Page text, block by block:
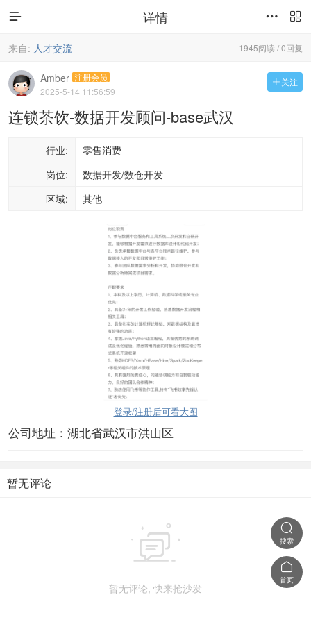
 详情 

1945阅读 / 0回复
来自: 人才交流
 关注
Amber 注册会员
2025-5-14 11:56:59
连锁茶饮-数据开发顾问-base武汉
行业:
零售消费
岗位:
数据开发/数仓开发
区域:
其他
登录/注册后可看大图
公司地址：湖北省武汉市洪山区
暂无评论

暂无评论, 快来抢沙发

搜索

首页